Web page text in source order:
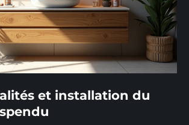
et installation du